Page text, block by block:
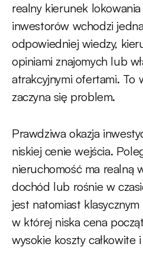
realny kierunek
inwestorów wchodzi
odpowiedniej wiedzy,
opiniami znajomych lub
atrakcyjnymi ofertami. To
zaczyna się problem.
Prawdziwa okazja
niskiej cenie wejścia.
nieruchomość ma realną
dochód lub rośnie w
jest natomiast
w której niska cena
wysokie koszty całkowite